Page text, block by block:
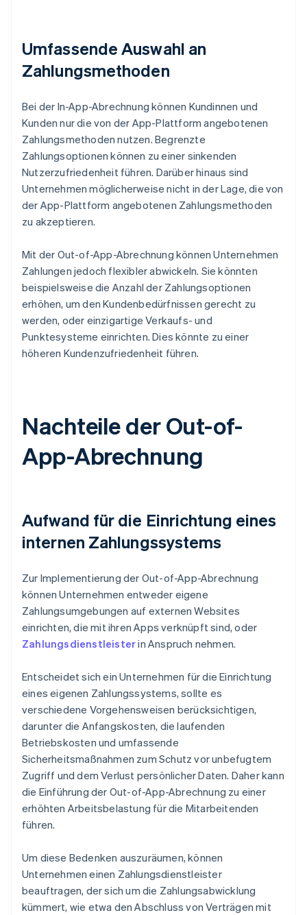
Umfassende Auswahl an
Zahlungsmethoden
Bei der In-App-Abrechnung können Kundinnen und
Kunden nur die von der App-Plattform angebotenen
Zahlungsmethoden nutzen. Begrenzte
Zahlungsoptionen können zu einer sinkenden
Nutzerzufriedenheit führen. Darüber hinaus sind
Unternehmen möglicherweise nicht in der Lage, die von
der App-Plattform angebotenen Zahlungsmethoden
zu akzeptieren.
Mit der Out-of-App-Abrechnung können Unternehmen
Zahlungen jedoch flexibler abwickeln. Sie könnten
beispielsweise die Anzahl der Zahlungsoptionen
erhöhen, um den Kundenbedürfnissen gerecht zu
werden, oder einzigartige Verkaufs- und
Punktesysteme einrichten. Dies könnte zu einer
höheren Kundenzufriedenheit führen.
Nachteile der Out-of-
App-Abrechnung
Aufwand für die Einrichtung eines
internen Zahlungssystems
Zur Implementierung der Out-of-App-Abrechnung
können Unternehmen entweder eigene
Zahlungsumgebungen auf externen Websites
einrichten, die mit ihren Apps verknüpft sind, oder
Zahlungsdienstleisterin Anspruch nehmen.
Entscheidet sich ein Unternehmen für die Einrichtung
eines eigenen Zahlungssystems, sollte es
verschiedene Vorgehensweisen berücksichtigen,
darunter die Anfangskosten, die laufenden
Betriebskosten und umfassende
Sicherheitsmaßnahmen zum Schutz vor unbefugtem
Zugriff und dem Verlust persönlicher Daten. Daher kann
die Einführung der Out-of-App-Abrechnung zu einer
erhöhten Arbeitsbelastung für die Mitarbeitenden
führen.
Um diese Bedenken auszuräumen, können
Unternehmen einen Zahlungsdienstleister
beauftragen, der sich um die Zahlungsabwicklung
kümmert, wie etwa den Abschluss von Verträgen mit